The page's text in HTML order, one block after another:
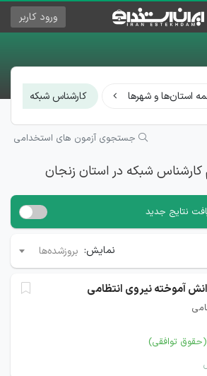
ورود کاربر
استان‌ها و شهرها کارشناس شبکه
جستجوی آزمون های استخدامی
شبکه در استان زنجان
نتایج جدید
نمایش: بروزشده‌ها
آموخته نیروی انتظامی
(حقوق توافقی)